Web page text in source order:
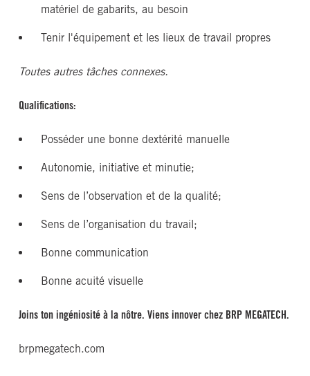
matériel de gabarits, au besoin
Tenir l'équipement et les lieux de travail propres
Toutes autres tâches connexes.
Qualifications:
Posséder une bonne dextérité manuelle
Autonomie, initiative et minutie;
Sens de l’observation et de la qualité;
Sens de l’organisation du travail;
Bonne communication
Bonne acuité visuelle
Joins ton ingéniosité à la nôtre. Viens innover chez BRP MEGATECH.
brpmegatech.com